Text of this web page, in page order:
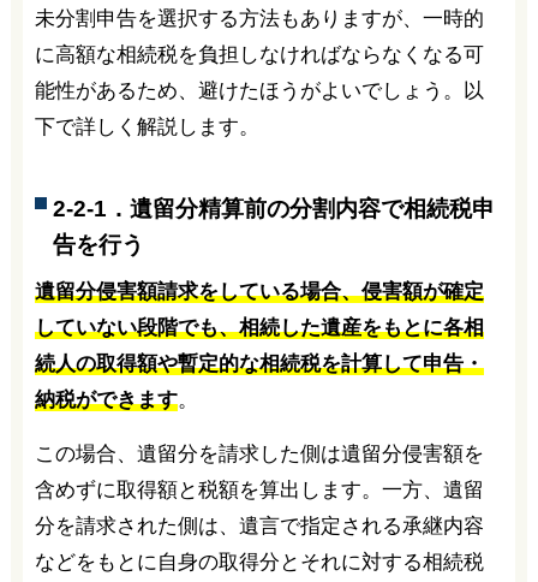
未分割申告を選択する方法もありますが、一時的
に高額な相続税を負担しなければならなくなる可
能性があるため、避けたほうがよいでしょう。以
下で詳しく解説します。
2-2-1．遺留分精算前の分割内容で相続税申
告を行う
遺留分侵害額請求をしている場合、侵害額が確定
していない段階でも、相続した遺産をもとに各相
続人の取得額や暫定的な相続税を計算して申告・
納税ができます。
この場合、遺留分を請求した側は遺留分侵害額を
含めずに取得額と税額を算出します。一方、遺留
分を請求された側は、遺言で指定される承継内容
などをもとに自身の取得分とそれに対する相続税